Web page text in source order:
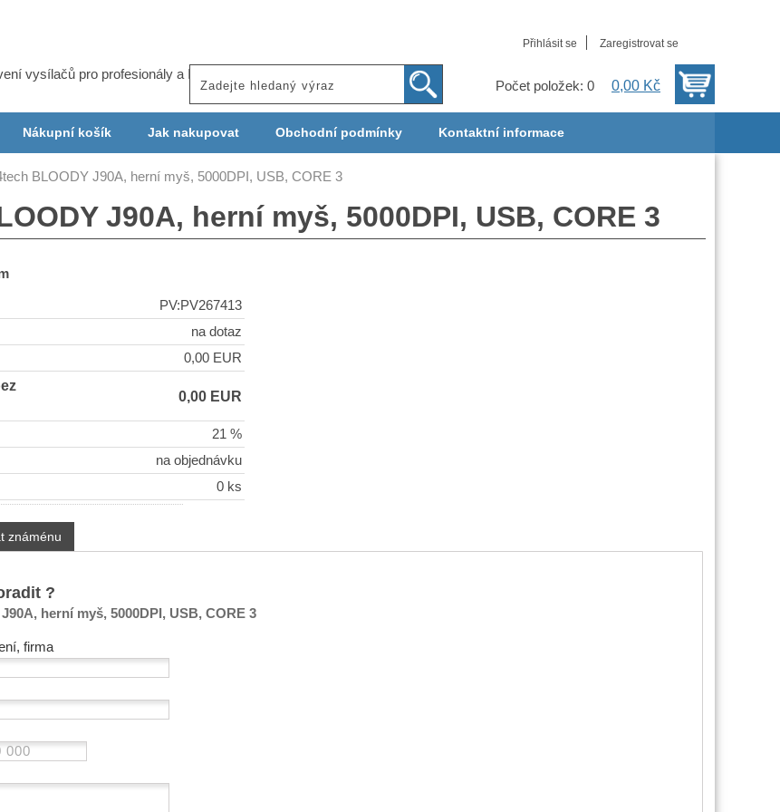
Přihlásit se Zaregistrovat se
Počet položek: 0 0,00 Kč
vysílačů pro profesionály a ISP
Nákupní košík Jak nakupovat Obchodní podmínky Kontaktní informace
BLOODY J90A, herní myš, 5000DPI, USB, CORE 3
J90A, herní myš, 5000DPI, USB, CORE 3
PV:PV267413
na dotaz
0,00 EUR
0,00 EUR
21 %
na objednávku
0 ks
známénu
?
herní myš, 5000DPI, USB, CORE 3
firma